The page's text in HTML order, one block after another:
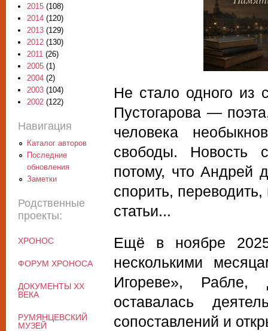
Не стало одного из
Пустогарова —
человека
свободы. Новость
потому, что Андрей
спорить,
статьи...
Ещё в ноябре
несколькими
Игореве», Рабле,
оставалась
сопоставлений и
2015 (108)
2014 (120)
2013 (129)
2012 (130)
2011 (26)
2005 (1)
2004 (2)
2003 (104)
2002 (122)
Навигация
Каталог авторов
Последние
обновления
Заметки
Родственные
проекты:
ХРОНОС
ФОРУМ ХРОНОСА
ДОКУМЕНТЫ XX
ВЕКА
РУМЯНЦЕВСКИЙ
МУЗЕЙ